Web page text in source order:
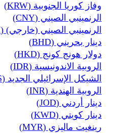
وفاز كوريا الجنوبية (KRW)
الرنمينبي الصيني (CNY)
الرنمينبي الصيني (خارجي) (CNH)
دينار بحريني (BHD)
دولار هونج كونج (HKD)
الروبية الاندونيسية (IDR)
الشيكل الإسرائيلي الجديد (ILS)
الروبية الهندية (INR)
دينار أردني (JOD)
دينار كويتي (KWD)
رينغيت ماليزي (MYR)